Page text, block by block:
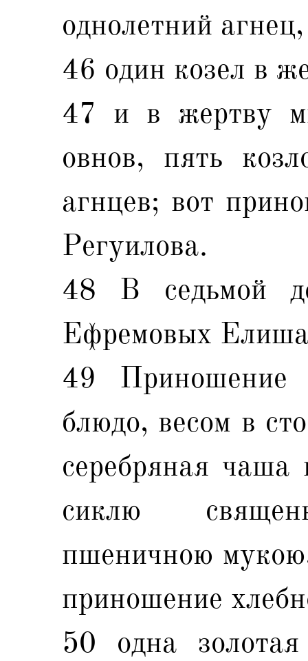
однолетний
46 один козел в
47 и в жертву
овнов, пять
агнцев; вот
Регуилова.
48 В седьмой
Ефремовых
49 Приношение
блюдо, весом в
серебряная чаша
сиклю
пшеничною
приношение
50 одна